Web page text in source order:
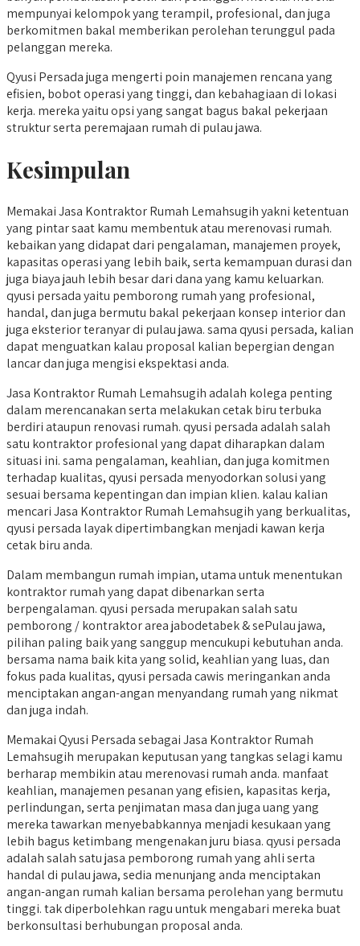
mempunyai kelompok yang terampil, profesional, dan juga
berkomitmen bakal memberikan perolehan terunggul pada
pelanggan mereka.
Qyusi Persada juga mengerti poin manajemen rencana yang
efisien, bobot operasi yang tinggi, dan kebahagiaan di lokasi
kerja. mereka yaitu opsi yang sangat bagus bakal pekerjaan
struktur serta peremajaan rumah di pulau jawa.
Kesimpulan
Memakai Jasa Kontraktor Rumah Lemahsugih yakni ketentuan
yang pintar saat kamu membentuk atau merenovasi rumah.
kebaikan yang didapat dari pengalaman, manajemen proyek,
kapasitas operasi yang lebih baik, serta kemampuan durasi dan
juga biaya jauh lebih besar dari dana yang kamu keluarkan.
qyusi persada yaitu pemborong rumah yang profesional,
handal, dan juga bermutu bakal pekerjaan konsep interior dan
juga eksterior teranyar di pulau jawa. sama qyusi persada, kalian
dapat menguatkan kalau proposal kalian bepergian dengan
lancar dan juga mengisi ekspektasi anda.
Jasa Kontraktor Rumah Lemahsugih adalah kolega penting
dalam merencanakan serta melakukan cetak biru terbuka
berdiri ataupun renovasi rumah. qyusi persada adalah salah
satu kontraktor profesional yang dapat diharapkan dalam
situasi ini. sama pengalaman, keahlian, dan juga komitmen
terhadap kualitas, qyusi persada menyodorkan solusi yang
sesuai bersama kepentingan dan impian klien. kalau kalian
mencari Jasa Kontraktor Rumah Lemahsugih yang berkualitas,
qyusi persada layak dipertimbangkan menjadi kawan kerja
cetak biru anda.
Dalam membangun rumah impian, utama untuk menentukan
kontraktor rumah yang dapat dibenarkan serta
berpengalaman. qyusi persada merupakan salah satu
pemborong / kontraktor area jabodetabek & sePulau jawa,
pilihan paling baik yang sanggup mencukupi kebutuhan anda.
bersama nama baik kita yang solid, keahlian yang luas, dan
fokus pada kualitas, qyusi persada cawis meringankan anda
menciptakan angan-angan menyandang rumah yang nikmat
dan juga indah.
Memakai Qyusi Persada sebagai Jasa Kontraktor Rumah
Lemahsugih merupakan keputusan yang tangkas selagi kamu
berharap membikin atau merenovasi rumah anda. manfaat
keahlian, manajemen pesanan yang efisien, kapasitas kerja,
perlindungan, serta penjimatan masa dan juga uang yang
mereka tawarkan menyebabkannya menjadi kesukaan yang
lebih bagus ketimbang mengenakan juru biasa. qyusi persada
adalah salah satu jasa pemborong rumah yang ahli serta
handal di pulau jawa, sedia menunjang anda menciptakan
angan-angan rumah kalian bersama perolehan yang bermutu
tinggi. tak diperbolehkan ragu untuk mengabari mereka buat
berkonsultasi berhubungan proposal anda.